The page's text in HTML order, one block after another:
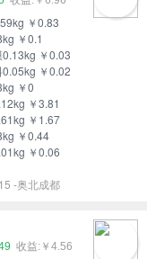
￥0.83
￥0.1
￥0.03
￥0.02
￥0
￥3.81
￥1.67
￥0.44
￥0.06
-奥北成都
￥4.56